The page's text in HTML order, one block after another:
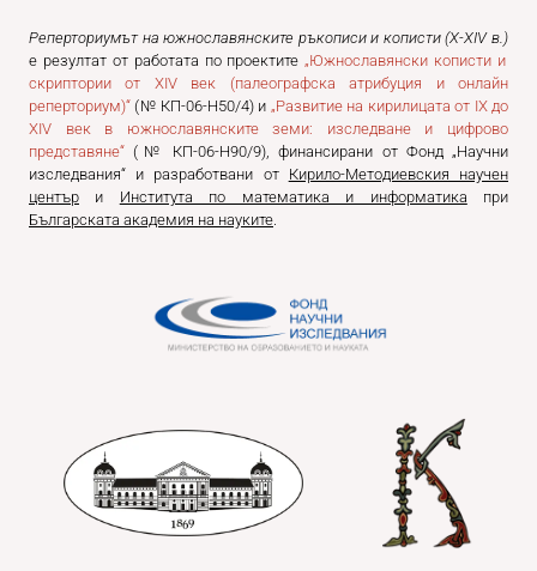
Реперториумът на южнославянските ръкописи и кописти (X-XIVв.)
е резултат от работата по проектите„Южнославянски кописти и
скриптории от XIVвек (палеографска атрибуция и онлайн
реперториум)“ (№ КП-06-Н50/4) и „Развитие на кирилицата от IXдо
XIV век в южнославянските земи: изследване и цифрово
представяне“ (№ КП-06-Н90/9), финансирани от Фонд „Научни
изследвания“ и разработвани от Кирило-Методиевския научен
център и Института по математика и информатика при
Българската академия на науките.